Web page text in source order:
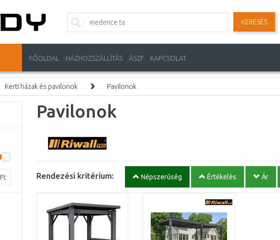
KERESÉS
FŐOLDAL HÁZHOZSZÁLLÍTÁS ÁSZF KAPCSOLAT
Kerti házak és pavilonok Pavilonok
Pavilonok
Rendezési kritérium: Népszerűség Értékelés Ár
Ft